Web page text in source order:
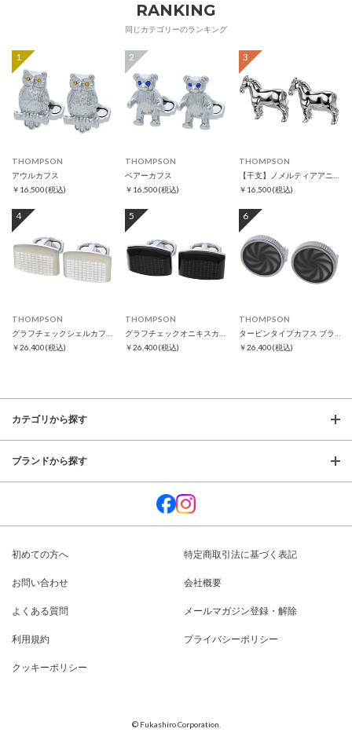
RANKING
同じカテゴリーのランキング
1
THOMPSON
アウルカフス
￥16,500(税込)
2
THOMPSON
ベアーカフス
￥16,500(税込)
3
THOMPSON
￥16,500(税込)
4
THOMPSON
￥26,400(税込)
5
THOMPSON
￥26,400(税込)
6
THOMPSON
￥26,400(税込)
カテゴリから探す
ブランドから探す
初めての方へ 特定商取引法に基づく表記
お問い合わせ 会社概要
よくある質問 メールマガジン登録・解除
利用規約 プライバシーポリシー
クッキーポリシー
© Fukashiro Corporation.